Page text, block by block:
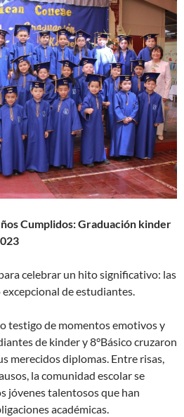
Cumplidos: Graduación kinder
celebrar un hito significativo: las
de estudiantes.
testigo de momentos emotivos y
de kinder y 8°Básico cruzaron
merecidos diplomas. Entre risas,
la comunidad escolar se
jóvenes talentosos que han
académicas.